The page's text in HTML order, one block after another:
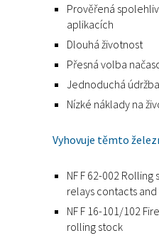
Prověřená
aplikacích
Dlouhá životnost
Přesná volba
Jednoduchá
Nízké náklady na
Vyhovuje těmto
NF F 62-002
relays contacts
NF F 16-101/102
rolling stock